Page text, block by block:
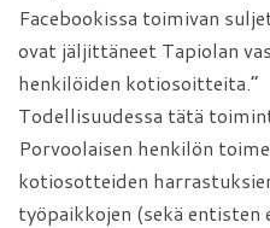
Facebookissa toimivan
ovat jäljittäneet Tapiolan
henkilöiden kotiosoitteita.”
Todellisuudessa tätä
Porvoolaisen henkilön
kotiosotteiden
työpaikkojen (sekä entisten